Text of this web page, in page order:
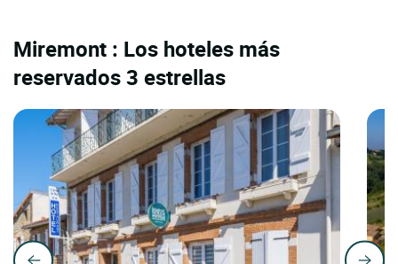
Miremont : Los hoteles más
reservados 3 estrellas